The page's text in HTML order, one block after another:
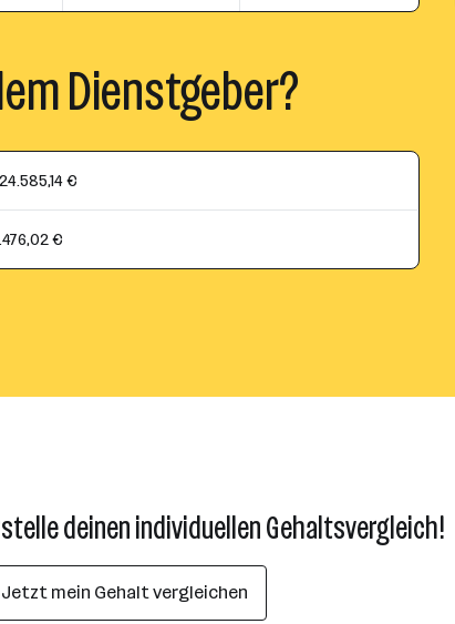
Dienstgeber?
€
€
deinen individuellen Gehaltsvergleich!
Jetzt mein Gehalt vergleichen